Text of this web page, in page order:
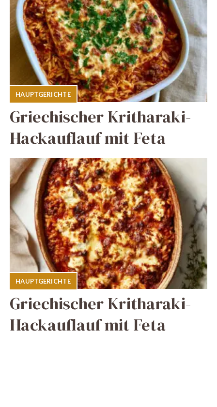
HAUPTGERICHTE
Griechischer Kritharaki-
Hackauflauf mit Feta
HAUPTGERICHTE
Griechischer Kritharaki-
Hackauflauf mit Feta